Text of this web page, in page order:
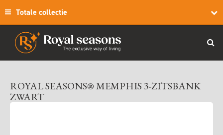
Totale collectie
ROYAL SEASONS® MEMPHIS 3-ZITSBANK
ZWART